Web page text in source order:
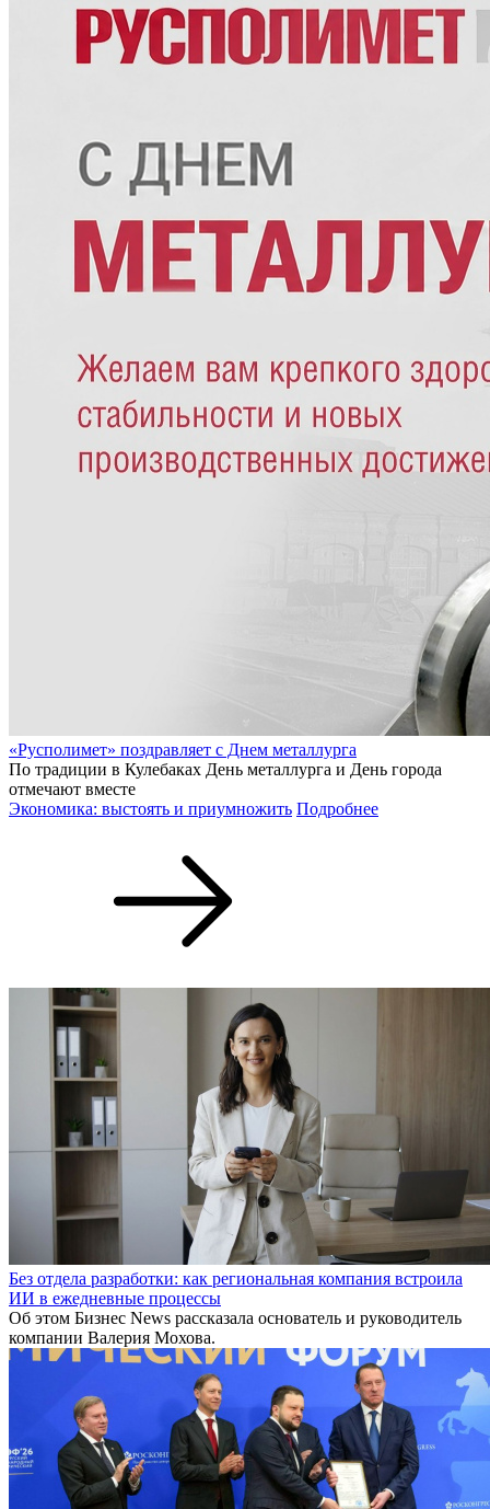
«Русполимет» поздравляет с Днем металлурга
По традиции в Кулебаках День металлурга и День города
отмечают вместе
Экономика: выстоять и приумножить Подробнее
Без отдела разработки: как региональная компания встроила
ИИ в ежедневные процессы
Об этом Бизнес News рассказала основатель и руководитель
компании Валерия Мохова.